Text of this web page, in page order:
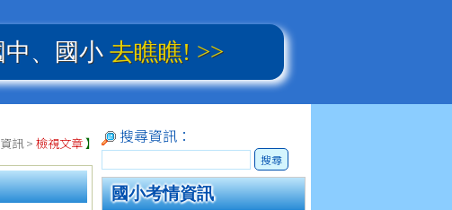
、國小去瞧瞧! >>
訊> 檢視文章】 搜尋資訊：
搜尋
國小考情資訊